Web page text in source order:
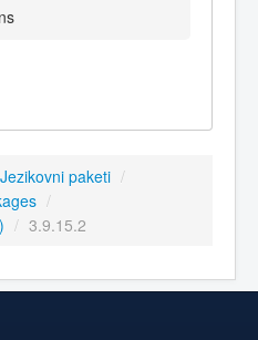
Jezikovni paketi /
/
/ 3.9.15.2